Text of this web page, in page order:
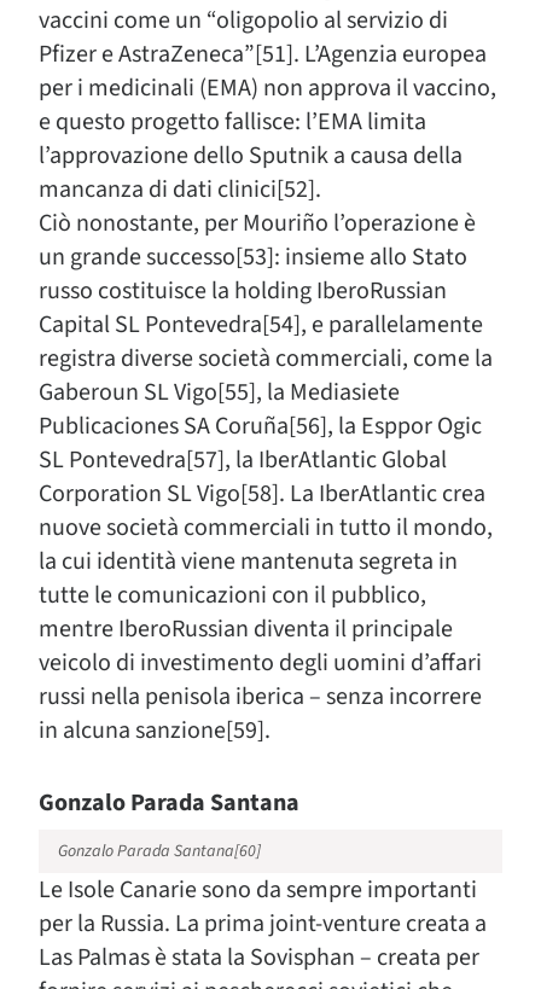
vaccini come un “oligopolio al servizio di
Pfizer e AstraZeneca”[51]. L’Agenzia europea
per i medicinali (EMA) non approva il vaccino,
e questo progetto fallisce: l’EMA limita
l’approvazione dello Sputnik a causa della
mancanza di dati clinici[52].
Ciò nonostante, per Mouriño l’operazione è
un grande successo[53]: insieme allo Stato
russo costituisce la holding IberoRussian
Capital SL Pontevedra[54], e parallelamente
registra diverse società commerciali, come la
Gaberoun SL Vigo[55], la Mediasiete
Publicaciones SA Coruña[56], la Esppor Ogic
SL Pontevedra[57], la IberAtlantic Global
Corporation SL Vigo[58]. La IberAtlantic crea
nuove società commerciali in tutto il mondo,
la cui identità viene mantenuta segreta in
tutte le comunicazioni con il pubblico,
mentre IberoRussian diventa il principale
veicolo di investimento degli uomini d’affari
russi nella penisola iberica – senza incorrere
in alcuna sanzione[59].
Gonzalo Parada Santana
Gonzalo Parada Santana[60]
Le Isole Canarie sono da sempre importanti
per la Russia. La prima joint-venture creata a
Las Palmas è stata la Sovisphan – creata per